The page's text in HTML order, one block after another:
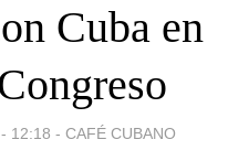
Cuba en
12:18 - CAFÉ CUBANO